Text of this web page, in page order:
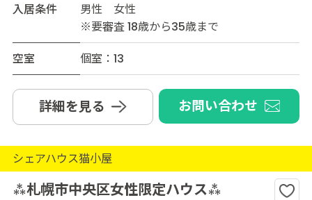
入居条件
男性 女性
※要審査 18歳から35歳まで
空室
個室：13
詳細を見る お問い合わせ
シェアハウス猫小屋
⁂札幌市中央区女性限定ハウス⁂